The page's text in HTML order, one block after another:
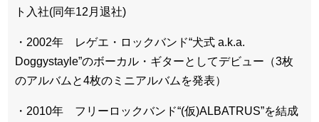
ト入社(同年12月退社)
・2002年 レゲエ・ロックバンド“犬式 a.k.a.
Doggystayle”のボーカル・ギターとしてデビュー（3枚
のアルバムと4枚のミニアルバムを発表）
・2010年 フリーロックバンド“(仮)ALBATRUS”を結成